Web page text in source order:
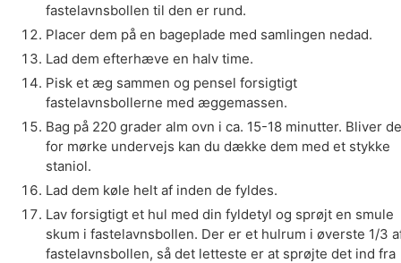
fastelavnsbollen til den er rund.
Placer dem på en bageplade med samlingen nedad.
Lad dem efterhæve en halv time.
Pisk et æg sammen og pensel forsigtigt
fastelavnsbollerne med æggemassen.
Bag på 220 grader alm ovn i ca. 15-18 minutter. Bliver de
for mørke undervejs kan du dække dem med et stykke
staniol.
Lad dem køle helt af inden de fyldes.
Lav forsigtigt et hul med din fyldetyl og sprøjt en smule
skum i fastelavnsbollen. Der er et hulrum i øverste 1/3
fastelavnsbollen, så det letteste er at sprøjte det ind fra